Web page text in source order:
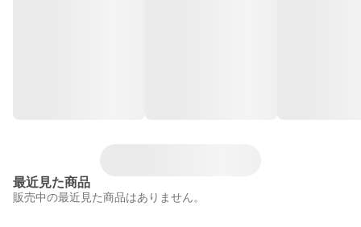
最近見た商品
販売中の最近見た商品はありません。